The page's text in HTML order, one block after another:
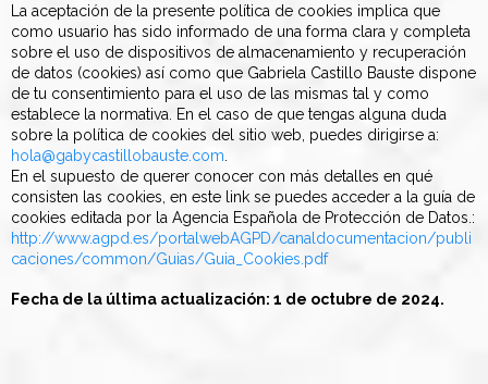
La aceptación de la presente política de cookies implica que
como usuario has sido informado de una forma clara y completa
sobre el uso de dispositivos de almacenamiento y recuperación
de datos (cookies) así como que Gabriela Castillo Bauste dispone
de tu consentimiento para el uso de las mismas tal y como
establece la normativa. En el caso de que tengas alguna duda
sobre la política de cookies del sitio web, puedes dirigirse a:
hola@gabycastillobauste.com
En el supuesto de querer conocer con más detalles en qué
consisten las cookies, en este link se puedes acceder a la guía de
cookies editada por la Agencia Española de Protección de Datos.:
http://www.agpd.es/portalwebAGPD/canaldocumentacion/publi
caciones/common/Guias/Guia_Cookies.pdf
Fecha de la última actualización: 1 de octubre de 2024.